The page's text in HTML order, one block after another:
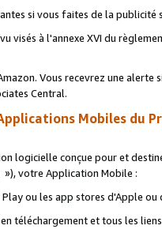
si vous faites de la publicité
visés à l'annexe XVI du
Vous recevrez une alerte
Central.
Mobiles du
logicielle conçue pour et
»), votre Application Mobile :
ou les app stores d'Apple ou
téléchargement et tous les